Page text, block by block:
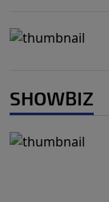
SHOWBIZ